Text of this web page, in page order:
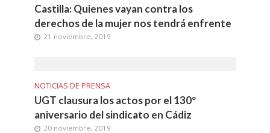
Castilla: Quienes vayan contra los
derechos de la mujer nos tendrá enfrente
21 noviembre, 2019
NOTICIAS DE PRENSA
UGT clausura los actos por el 130º
aniversario del sindicato en Cádiz
20 noviembre, 2019